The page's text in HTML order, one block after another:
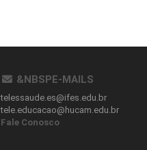
&NBSPE-MAILS
telessaude.es@ifes.edu.br
tele.educacao@hucam.edu.br
Fale Conosco